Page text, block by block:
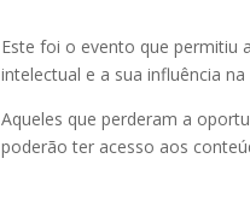
Este foi o evento que permitiu
intelectual e a sua influência
Aqueles que perderam a
poderão ter acesso aos